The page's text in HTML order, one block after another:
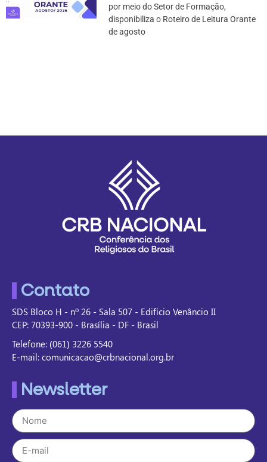
por meio do Setor de Formação,
disponibiliza o Roteiro de Leitura Orante
de agosto
Contato
SDS Bloco H - nº 26 - Sala 507 - Edifício Venâncio II
CEP: 70393-900 - Brasília - DF - Brasil
Telefone: (061) 3226 5540
E-mail: comunicacao@crbnacional.org.br
Newsletter